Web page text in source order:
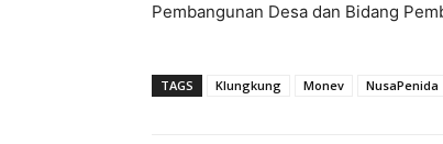
Pembangunan Desa dan Bidang
TAGS Klungkung Monev NusaPenida